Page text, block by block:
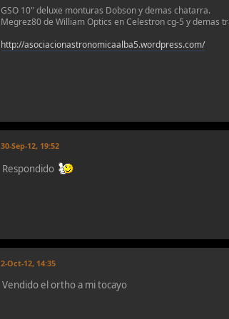
GSO 10" deluxe monturas Dobson y demas chatarra.
Megrez80 de William Optics en Celestron cg-5 y demas
http://asociacionastronomicaalba5.wordpress.com/
30-Sep-12, 19:52
Respondido
2-Oct-12, 14:35
Vendido el ortho a mi tocayo